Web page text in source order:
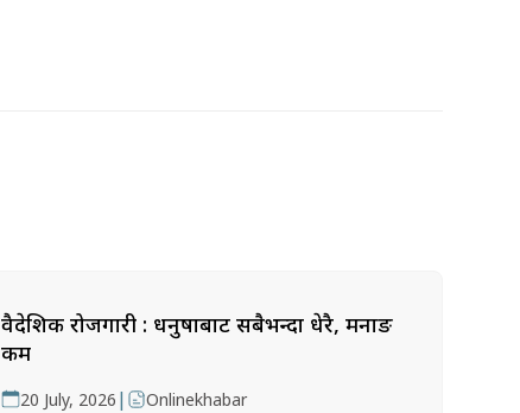
वैदेशिक रोजगारी : धनुषाबाट सबैभन्दा धेरै, मनाङ
कम
20 July, 2026 | Onlinekhabar